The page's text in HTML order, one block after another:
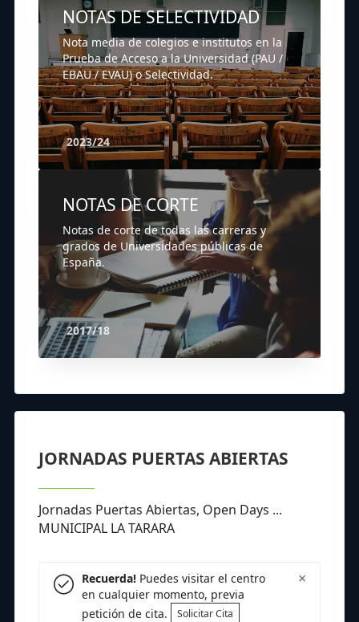
NOTAS DE SELECTIVIDAD
Nota media de colegios e institutos en la
Prueba de Acceso a la Universidad (PAU /
EBAU / EVAU) o Selectividad.
2023/24
NOTAS DE CORTE
Notas de corte de todas las carreras y
grados de Universidades públicas de
España.
2017/18
JORNADAS PUERTAS ABIERTAS
Jornadas Puertas Abiertas, Open Days ...
MUNICIPAL LA TARARA
×
Recuerda!Puedes visitar el centro
en cualquier momento, previa
petición de cita.
Solicitar Cita